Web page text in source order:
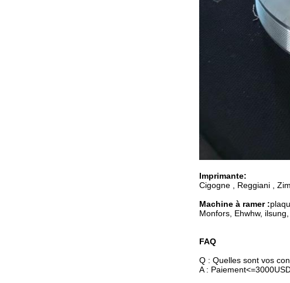
Imprimante:
Cigogne , Reggiani ,
Machine à ramer :
Monfors, Ehwhw,
FAQ
Q : Quelles sont vos
A :